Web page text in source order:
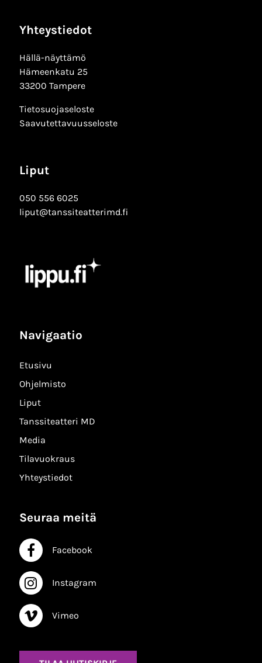
Yhteystiedot
Hällä-näyttämö
Hämeenkatu 25
33200 Tampere
Tietosuojaseloste
Saavutettavuusseloste
Liput
050 556 6025
liput@tanssiteatterimd.fi
Navigaatio
Etusivu
Ohjelmisto
Liput
Tanssiteatteri MD
Media
Tilavuokraus
Yhteystiedot
Seuraa meitä
Facebook
Facebook
Instagram
Instagram
Vimeo
Vimeo